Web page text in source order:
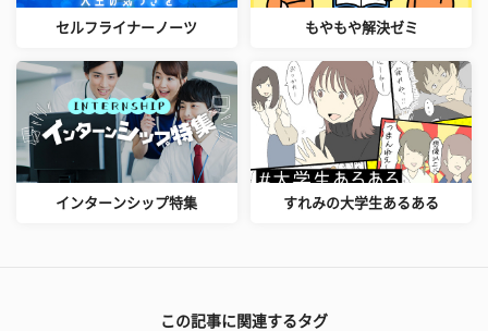
セルフライナーノーツ もやもや解決ゼミ
インターンシップ特集 すれみの大学生あるある
この記事に関連するタグ